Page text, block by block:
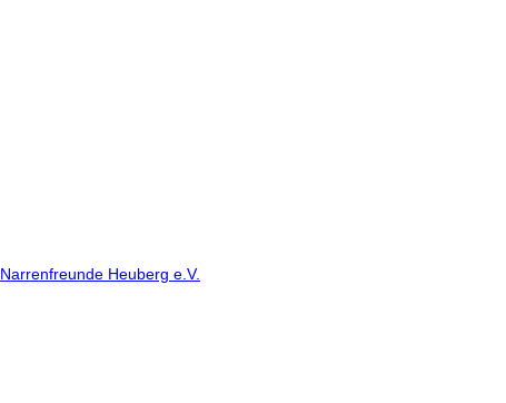
Narrenfreunde Heuberg e.V.